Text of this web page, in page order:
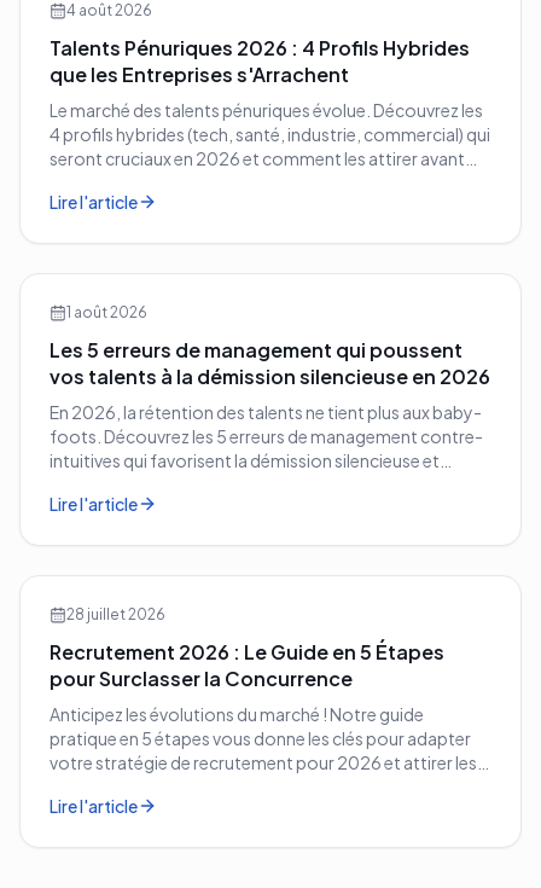
4 août 2026
Talents Pénuriques 2026 : 4 Profils Hybrides
que les Entreprises s'Arrachent
Le marché des talents pénuriques évolue. Découvrez les
4 profils hybrides (tech, santé, industrie, commercial) qui
seront cruciaux en 2026 et comment les attirer avant
Lire l'article
1 août 2026
Les 5 erreurs de management qui poussent
vos talents à la démission silencieuse en 2026
En 2026, la rétention des talents ne tient plus aux baby-
foots. Découvrez les 5 erreurs de management contre-
intuitives qui favorisent la démission silencieuse et
Lire l'article
28 juillet 2026
Recrutement 2026 : Le Guide en 5 Étapes
pour Surclasser la Concurrence
Anticipez les évolutions du marché ! Notre guide
pratique en 5 étapes vous donne les clés pour adapter
votre stratégie de recrutement pour 2026 et attirer les
Lire l'article